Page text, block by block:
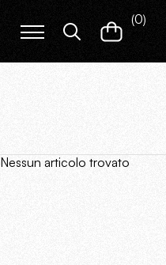
(0)
Nessun articolo trovato